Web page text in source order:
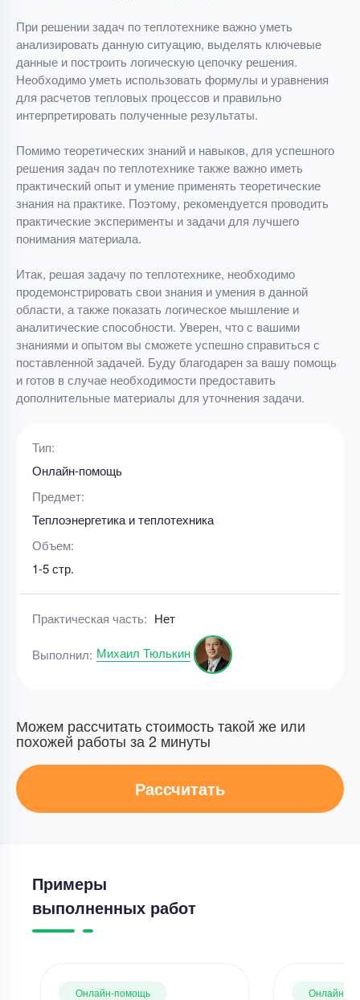
При решении задач по теплотехнике важно уметь
анализировать данную ситуацию, выделять ключевые
данные и построить логическую цепочку решения.
Необходимо уметь использовать формулы и уравнения
для расчетов тепловых процессов и правильно
интерпретировать полученные результаты.
Помимо теоретических знаний и навыков, для успешного
решения задач по теплотехнике также важно иметь
практический опыт и умение применять теоретические
знания на практике. Поэтому, рекомендуется проводить
практические эксперименты и задачи для лучшего
понимания материала.
Итак, решая задачу по теплотехнике, необходимо
продемонстрировать свои знания и умения в данной
области, а также показать логическое мышление и
аналитические способности. Уверен, что с вашими
знаниями и опытом вы сможете успешно справиться с
поставленной задачей. Буду благодарен за вашу помощь
и готов в случае необходимости предоставить
дополнительные материалы для уточнения задачи.
Тип:
Онлайн-помощь
Предмет:
Теплоэнергетика и теплотехника
Объем:
1-5 стр.
Практическая часть: Нет
Выполнил: Михаил Тюлькин
Можем рассчитать стоимость такой же или
похожей работы за 2 минуты
Рассчитать
Примеры
выполненных работ
Онлайн-помощь Онлайн-